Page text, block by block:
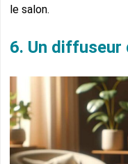
le salon.
6. Un diffuseur